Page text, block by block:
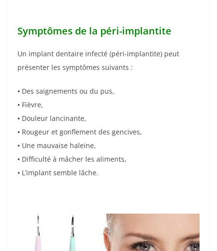
Symptômes de la péri-implantite
Un implant dentaire infecté (péri-implantite) peut
présenter les symptômes suivants :
• Des saignements ou du pus,
• Fièvre,
• Douleur lancinante,
• Rougeur et gonflement des gencives,
• Une mauvaise haleine,
• Difficulté à mâcher les aliments,
• L’implant semble lâche.